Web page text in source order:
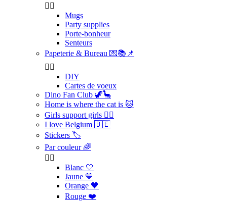
 
Mugs
Party supplies
Porte-bonheur
Senteurs
Papeterie & Bureau 💌📚📌
 
DIY
Cartes de voeux
Dino Fan Club 🦖🦕
Home is where the cat is 🐱
Girls support girls 👯‍♀️
I love Belgium 🇧🇪
Stickers 🏷️
Par couleur 🌈
 
Blanc 🤍
Jaune 💛
Orange 🧡
Rouge ❤️